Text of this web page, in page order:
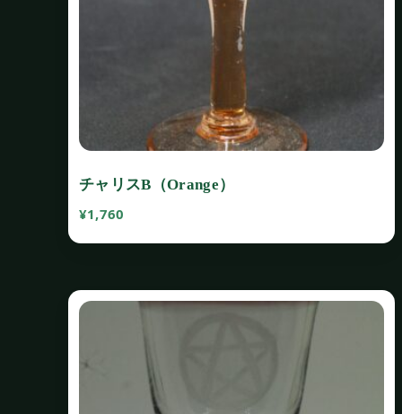
チャリスB（Orange）
¥1,760